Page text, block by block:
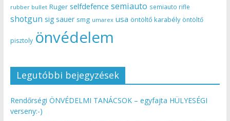
rubber bullet Ruger selfdefence semiauto semiauto rifle
shotgun sig sauer smg umarex usa öntöltő karabély öntöltő
pisztoly önvédelem
Legutóbbi bejegyzések
Rendőrségi ÖNVÉDELMI TANÁCSOK – egyfajta HÜLYESÉGI
verseny:-)